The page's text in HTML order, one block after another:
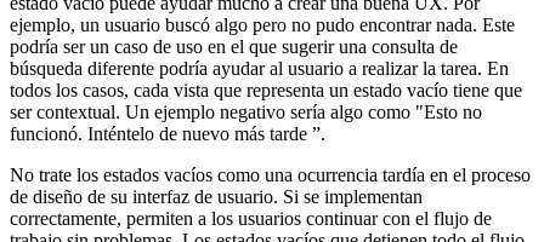
Aunque pueda parecer extraño al principio, los estados vacíos son
muy comunes en las aplicaciones. Es importante comunicar al
usuario que no hay datos disponibles y, idealmente, explicar por qué
es así. Dependiendo del contexto, una pista sobre cómo resolver el
estado vacío puede ayudar mucho a crear una buena UX. Por
ejemplo, un usuario buscó algo pero no pudo encontrar nada. Este
podría ser un caso de uso en el que sugerir una consulta de
búsqueda diferente podría ayudar al usuario a realizar la tarea. En
todos los casos, cada vista que representa un estado vacío tiene que
ser contextual. Un ejemplo negativo sería algo como "Esto no
funcionó. Inténtelo de nuevo más tarde ”.